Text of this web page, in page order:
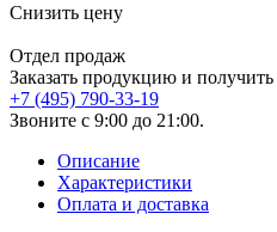
Снизить цену
Отдел продаж
Заказать продукцию и
+7 (495) 790-33-19
Звоните с 9:00 до 21:00.
Описание
Характеристики
Оплата и доставка